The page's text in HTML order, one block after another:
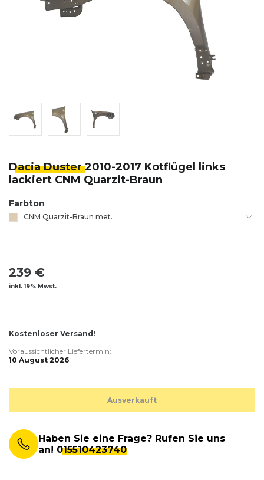
Dacia Duster2010-2017 Kotflügel links
lackiert CNM Quarzit-Braun
Farbton
CNM Quarzit-Braun met.
239 €
inkl. 19% Mwst.
Kostenloser Versand!
Voraussichtlicher Liefertermin:
10 August 2026
Ausverkauft
Haben Sie eine Frage? Rufen Sie uns
an! 015510423740